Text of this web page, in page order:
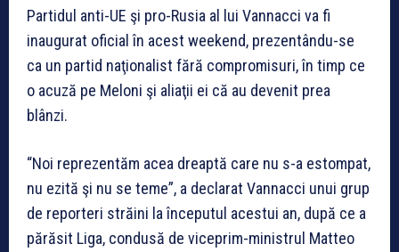
Partidul anti-UE şi pro-Rusia al lui Vannacci va fi
inaugurat oficial în acest weekend, prezentându-se
ca un partid naţionalist fără compromisuri, în timp ce
o acuză pe Meloni şi aliaţii ei că au devenit prea
blânzi.
“Noi reprezentăm acea dreaptă care nu s-a estompat,
nu ezită şi nu se teme”, a declarat Vannacci unui grup
de reporteri străini la începutul acestui an, după ce a
părăsit Liga, condusă de viceprim-ministrul Matteo